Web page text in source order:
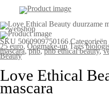
SKU 5060909750166 Categorieën
25 euro,Oogmake-up Tags
mascara,phb,phb ethical beauty,
Beauty
Love Ethical
mascara